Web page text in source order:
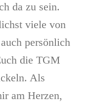
da zu sein.
viele von
persönlich
die TGM
Als
am Herzen,